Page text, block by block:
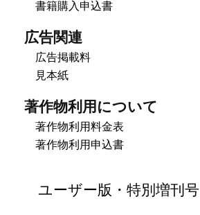
書籍購入申込書
広告関連
広告掲載料
見本紙
著作物利用について
著作物利用料金表
著作物利用申込書
ユーザー版・特別増刊号